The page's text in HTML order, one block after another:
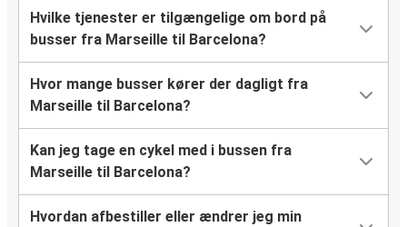
Hvilke tjenester er tilgængelige om bord på
busser fra Marseille til Barcelona?
Hvor mange busser kører der dagligt fra
Marseille til Barcelona?
Kan jeg tage en cykel med i bussen fra
Marseille til Barcelona?
Hvordan afbestiller eller ændrer jeg min